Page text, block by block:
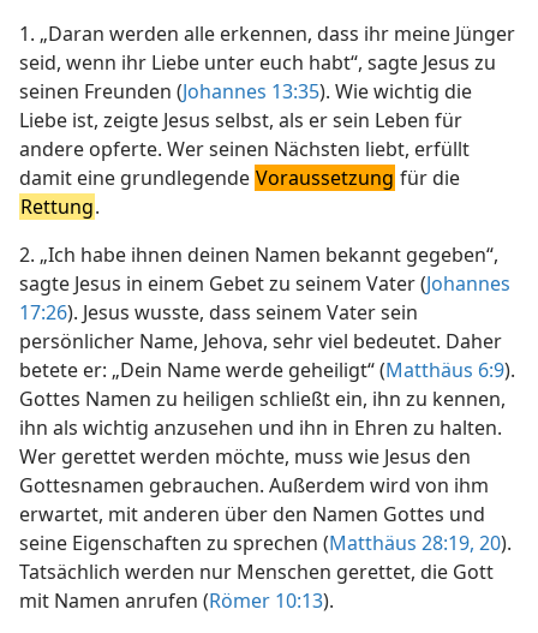
1. „Daran werden alle erkennen, dass ihr meine Jünger
seid, wenn ihr Liebe unter euch habt“, sagte Jesus zu
seinen Freunden (Johannes 13:35). Wie wichtig die
Liebe ist, zeigte Jesus selbst, als er sein Leben für
andere opferte. Wer seinen Nächsten liebt, erfüllt
damit eine grundlegende Voraussetzung für die
Rettung.
2. „Ich habe ihnen deinen Namen bekannt gegeben“,
sagte Jesus in einem Gebet zu seinem Vater (Johannes
17:26). Jesus wusste, dass seinem Vater sein
persönlicher Name, Jehova, sehr viel bedeutet. Daher
betete er: „Dein Name werde geheiligt“ (Matthäus 6:9).
Gottes Namen zu heiligen schließt ein, ihn zu kennen,
ihn als wichtig anzusehen und ihn in Ehren zu halten.
Wer gerettet werden möchte, muss wie Jesus den
Gottesnamen gebrauchen. Außerdem wird von ihm
erwartet, mit anderen über den Namen Gottes und
seine Eigenschaften zu sprechen (Matthäus 28:19, 20).
Tatsächlich werden nur Menschen gerettet, die Gott
mit Namen anrufen (Römer 10:13).